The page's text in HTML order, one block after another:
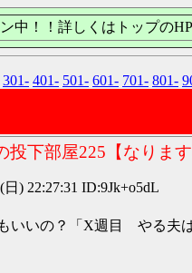
中！！詳しくはトップのHP
301- 401- 501- 601- 701- 801-
投下部屋225【なります
日) 22:27:31 ID:9Jk+o5dL
いいの？「X週目 やる夫